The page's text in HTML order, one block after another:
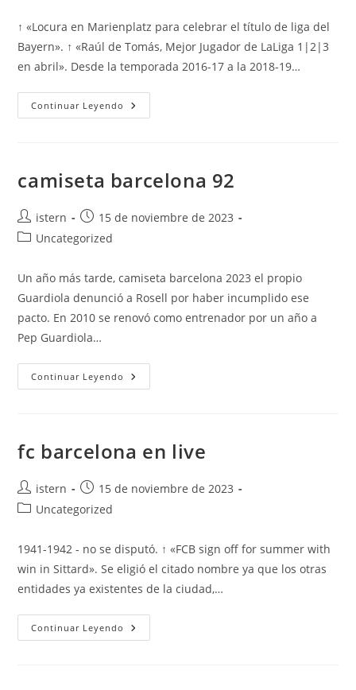
entrada:
↑ «Locura en Marienplatz para celebrar el título de liga del
Bayern». ↑ «Raúl de Tomás, Mejor Jugador de LaLiga 1|2|3
en abril». Desde la temporada 2016-17 a la 2018-19…
Continuar Leyendo Camisetas
Express
camiseta barcelona 92
Autor
de
istern
Publicación
de
15 de noviembre de 2023
Categoría
la
entrada:
Uncategorized
Un año más tarde, camiseta barcelona 2023 el propio
Guardiola denunció a Rosell por haber incumplido ese
pacto. En 2010 se renovó como entrenador por un año a
Pep Guardiola…
Continuar Leyendo Camiseta
Barcelona
fc barcelona en live
Autor
de
istern
Publicación
de
15 de noviembre de 2023
Categoría
la
entrada:
Uncategorized
1941-1942 - no se disputó. ↑ «FCB sign off for summer with
win in Sittard». Se eligió el citado nombre ya que los otras
entidades ya existentes de la ciudad,…
Continuar Leyendo Fc
Barcelona